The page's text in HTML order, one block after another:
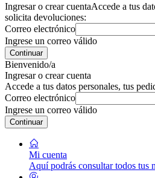
Ingresar o crear cuentaAccede a tus
solicita devoluciones:
Correo electrónico
Ingrese un correo válido
Continuar
Bienvenido/a
Ingresar o crear cuenta
Accede a tus datos personales, tus
Correo electrónico
Ingrese un correo válido
Continuar
Mi cuenta
Aquí podrás consultar todos tus